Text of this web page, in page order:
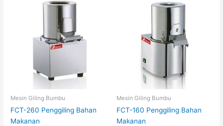
Mesin Giling Bumbu
FCT-260 Penggiling Bahan
Makanan
Mesin Giling Bumbu
FCT-160 Penggiling Bahan
Makanan